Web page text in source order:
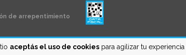
aceptás el uso de cookies para agilizar tu
de arrepentimiento